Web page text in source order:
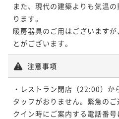
また、現代の建築よりも気温
ります。
暖房器具のご用はございます
とがございます。
注意事項
・レストラン閉店（22:00）
タッフがおりません。緊急の
クイン時にご案内する電話番